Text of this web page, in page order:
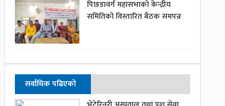
पिछडावर्ग महासभाको केन्द्रीय
समितिको विस्तारित बैठक समपन्न
सर्वाधिक पढिएको